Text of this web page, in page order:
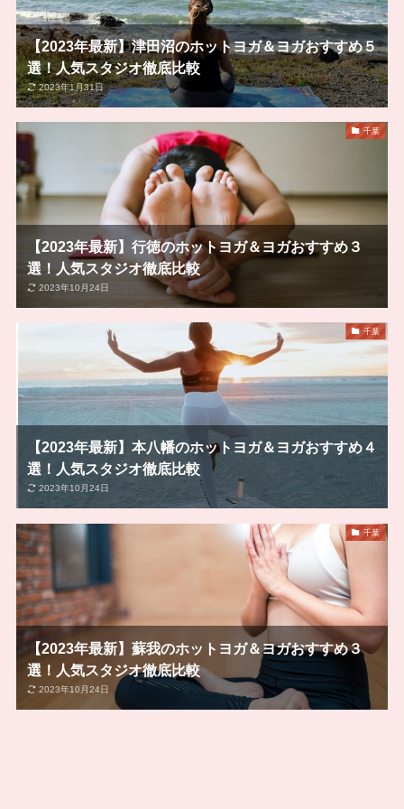
【2023年最新】津田沼のホットヨガ＆ヨガおすすめ５
選！人気スタジオ徹底比較
2023年1月31日
千葉
【2023年最新】行徳のホットヨガ＆ヨガおすすめ３
選！人気スタジオ徹底比較
2023年10月24日
千葉
【2023年最新】本八幡のホットヨガ＆ヨガおすすめ４
選！人気スタジオ徹底比較
2023年10月24日
千葉
【2023年最新】蘇我のホットヨガ＆ヨガおすすめ３
選！人気スタジオ徹底比較
2023年10月24日